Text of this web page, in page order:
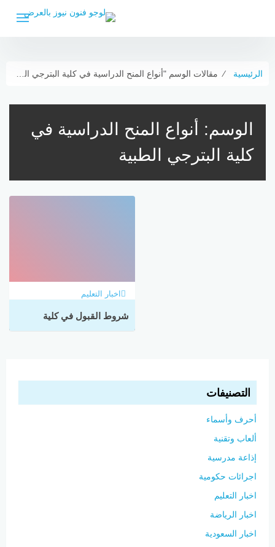
الرئيسية ⁄ مقالات الوسم "أنواع المنح الدراسية في كلية البترجي الطبية"
الوسم:
أنواع المنح الدراسية في
كلية البترجي الطبية
اخبار التعليم
شروط القبول في كلية
التصنيفات
أحرف وأسماء
ألعاب وتقنية
إذاعة مدرسية
اجرائات حكومية
اخبار التعليم
اخبار الرياضة
اخبار السعودية